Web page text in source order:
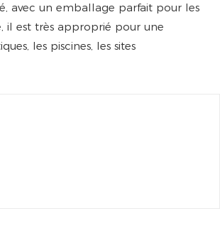
avec un emballage parfait pour les
il est très approprié pour une
les piscines, les sites